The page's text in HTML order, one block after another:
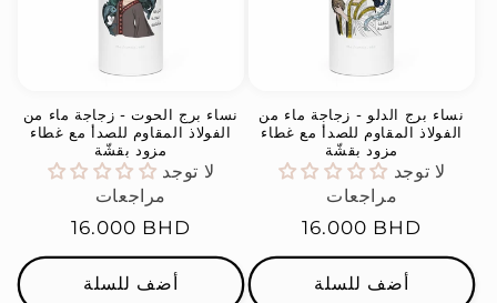
نساء برج الحوت - زجاجة ماء من
الفولاذ المقاوم للصدأ مع غطاء
مزود بقشّة
لا توجد
مراجعات
السعر
العادي
16.000 BHD
أضف للسلة
نساء برج الدلو - زجاجة ماء من
الفولاذ المقاوم للصدأ مع غطاء
مزود بقشّة
لا توجد
مراجعات
السعر
العادي
16.000 BHD
أضف للسلة